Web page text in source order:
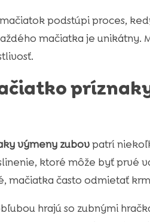
podstúpi proces,
mačiatka je unikátny.
výmeny zubovpatrí
ktoré môže byť prvé
mačiatka často odmietať
hrajú so zubnými